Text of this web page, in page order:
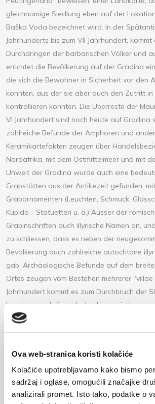
Ova web-stranica koristi kolačiće
Kolačiće upotrebljavamo kako bismo
sadržaj i oglase, omogućili značajke
analizirali promet. Isto tako, podatke o
gleichnamige Siedlung eben auf der
Baška Voda bezeichnet wird. In der
Jahrhunderts bis zum VII Jahrhundert, kommt
Durchdringen der barbarischen Völker und
errichtet die Bevölkerung auf der Gradina
die sich die Bewohner in Sicherheit vor den
konnten, aus der sie aber auch den Zutritt
kontrollieren konnten. Die Überreste der
VI Jahrhundert sind noch heute auf Gradina
zahlreiche Befunde der Amphoren und
Keramikartefakten zeugen über
Nordafrika, mit dem Ostmittelmeer und mit
Unweit der Gradina wurde auch eine
Grabstätten aus der Antikezeit gefunden,
Grabornamenten (Leuchten, Schmuck,
Kupido - Statuetten u. ä.) Ausser der
Grabinschriften auch illyrische Namen an,
zu schliessen, dass es neben der
Bevölkerung auch zahlreiche autochtone
gab. Archäologische Befunde auf dem
Ortes zeugen vom Bestehen mehrerer "villae
Jahrhundert kommt es zum Durchbruch der
besetzen und diese dadurch zu existieren
Durch die kommenden tausend Jahre gibt
urbanen Lebens neben dem Meer. Nur die
bascza voda zu trinken, an der
daraus zu schliessen, dass die ersten
für Hirte errichtet wurden.